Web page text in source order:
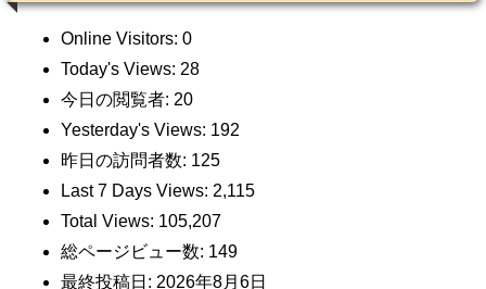
Online Visitors: 0
Today's Views: 28
今日の閲覧者: 20
Yesterday's Views: 192
昨日の訪問者数: 125
Last 7 Days Views: 2,115
Total Views: 105,207
総ページビュー数: 149
最終投稿日: 2026年8月6日